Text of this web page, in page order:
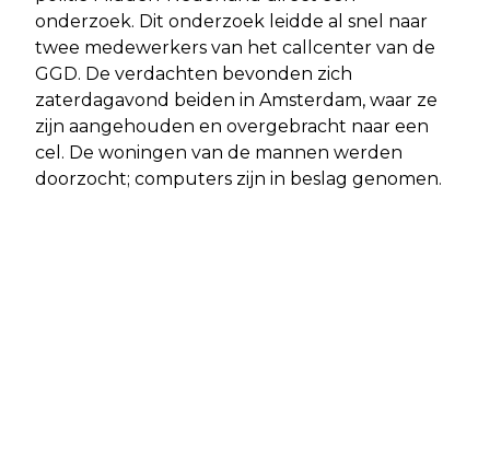
onderzoek. Dit onderzoek leidde al snel naar
twee medewerkers van het callcenter van de
GGD. De verdachten bevonden zich
zaterdagavond beiden in Amsterdam, waar ze
zijn aangehouden en overgebracht naar een
cel. De woningen van de mannen werden
doorzocht; computers zijn in beslag genomen.